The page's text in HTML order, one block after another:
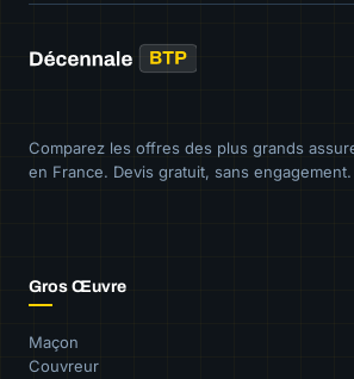
Comparez les offres des plus grands
en France. Devis gratuit, sans engagement.
Gros Œuvre
Maçon
Couvreur